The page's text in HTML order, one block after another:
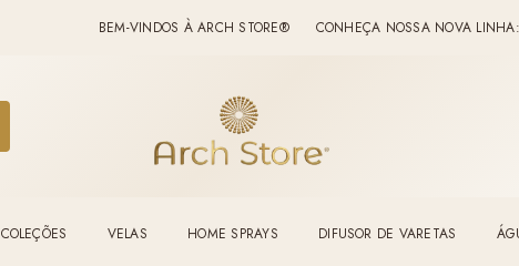
BEM-VINDOS À ARCH STORE® CONHEÇA NOSSA NOVA LINHA:
COLEÇÕES VELAS HOME SPRAYS DIFUSOR DE VARETAS